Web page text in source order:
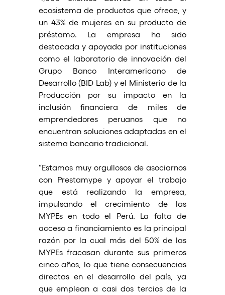
ecosistema de productos que ofrece, y
un 43% de mujeres en su producto de
préstamo. La empresa ha sido
destacada y apoyada por instituciones
como el laboratorio de innovación del
Grupo Banco Interamericano de
Desarrollo (BID Lab) y el Ministerio de la
Producción por su impacto en la
inclusión financiera de miles de
emprendedores peruanos que no
encuentran soluciones adaptadas en el
sistema bancario tradicional.
“Estamos muy orgullosos de asociarnos
con Prestamype y apoyar el trabajo
que está realizando la empresa,
impulsando el crecimiento de las
MYPEs en todo el Perú. La falta de
acceso a financiamiento es la principal
razón por la cual más del 50% de las
MYPEs fracasan durante sus primeros
cinco años, lo que tiene consecuencias
directas en el desarrollo del país, ya
que emplean a casi dos tercios de la